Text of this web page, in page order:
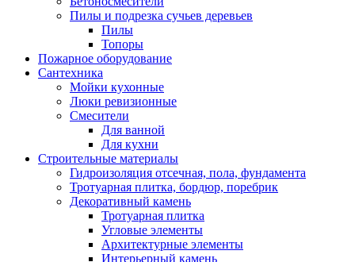
Пилы и подрезка сучьев деревьев
Пилы
Топоры
Пожарное оборудование
Сантехника
Мойки кухонные
Люки ревизионные
Смесители
Для ванной
Для кухни
Строительные материалы
Гидроизоляция отсечная, пола, фундамента
Тротуарная плитка, бордюр, поребрик
Декоративный камень
Тротуарная плитка
Угловые элементы
Архитектурные элементы
Интерьерный камень